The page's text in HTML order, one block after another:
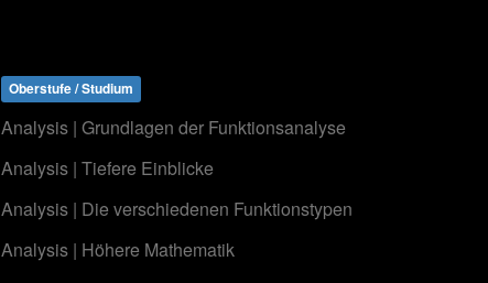
Oberstufe / Studium
Analysis | Grundlagen der Funktionsanalyse
Analysis | Tiefere Einblicke
Analysis | Die verschiedenen Funktionstypen
Analysis | Höhere Mathematik